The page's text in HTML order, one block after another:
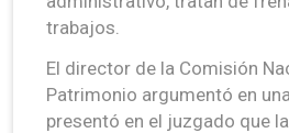
trabajos.
El director de la Comisión
Patrimonio argumentó en
presentó en el juzgado que